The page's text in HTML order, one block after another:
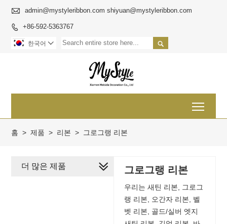
 admin@mystyleribbon.com shiyuan@mystyleribbon.com
 +86-592-5363767

한국어 
홈 > 제품 > 리본 > 그로그랭 리본
그로그랭 리본
우리는 새틴 리본, 그로그
랭 리본, 오간자 리본, 벨
벳 리본, 골드/실버 엣지
더 많은 제품